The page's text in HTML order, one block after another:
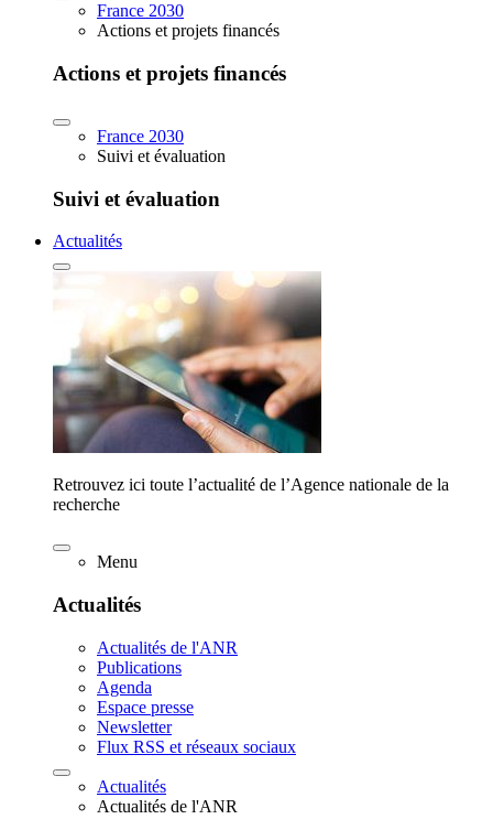
France 2030
Actions et projets financés
Actions et projets financés
France 2030
Suivi et évaluation
Suivi et évaluation
Actualités
Retrouvez ici toute l’actualité de l’Agence nationale de la
recherche
Menu
Actualités
Actualités de l'ANR
Publications
Agenda
Espace presse
Newsletter
Flux RSS et réseaux sociaux
Actualités
Actualités de l'ANR